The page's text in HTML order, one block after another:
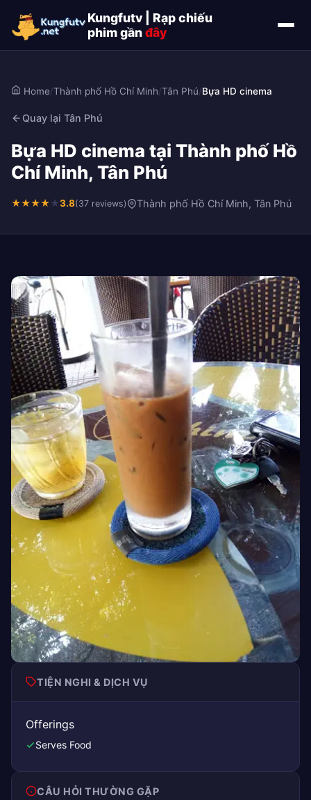
Kungfutv | Rạp chiếu
phim gầnđây
Home/Thành phố Hồ Chí Minh/Tân Phú/Bựa HD cinema
Quay lại Tân Phú
Bựa HD cinema tại Thành phố Hồ
Chí Minh, Tân Phú
★★★★★3.8(37 reviews) Thành phố Hồ Chí Minh, Tân Phú
TIỆN NGHI & DỊCH VỤ
Offerings
Serves Food
CÂU HỎI THƯỜNG GẶP